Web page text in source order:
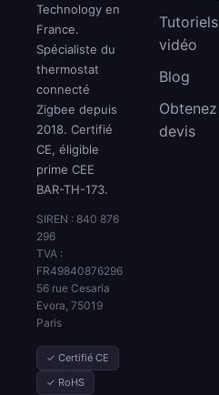
Technology en
France.
Spécialiste du
thermostat
connecté
Zigbee depuis
2018. Certifié
CE, éligible
prime CEE
BAR-TH-173.
SIREN : 840 876
296
TVA :
FR49840876296
56 rue Cesaria
Evora, 75019
Paris
✓ Certifié CE
✓ RoHS
Tutoriels
vidéo
Blog
devis